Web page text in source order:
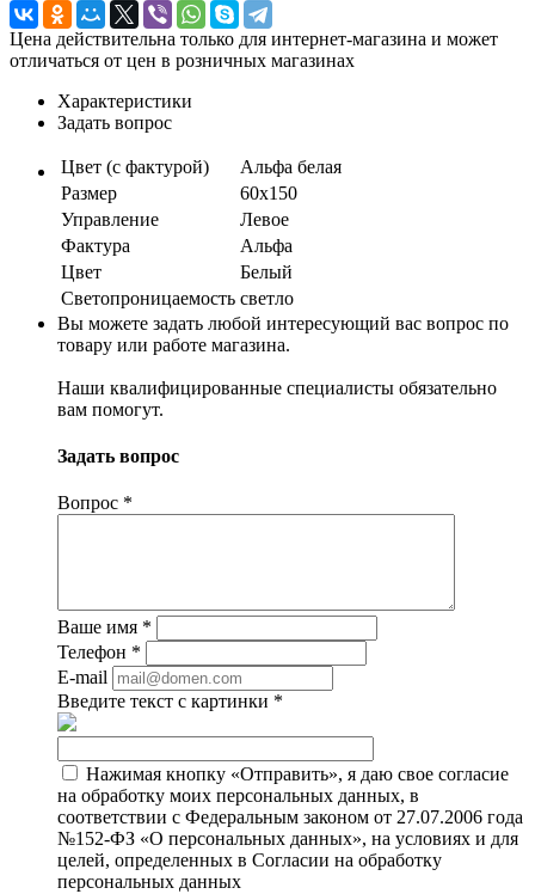
Цена действительна только для интернет-магазина и может
отличаться от цен в розничных магазинах
Характеристики
Задать вопрос
Цвет (с фактурой)
Альфа белая
Размер
60х150
Управление
Левое
Фактура
Альфа
Цвет
Белый
Светопроницаемость светло
Вы можете задать любой интересующий вас вопрос по
товару или работе магазина.
Наши квалифицированные специалисты обязательно
вам помогут.
Задать вопрос
Вопрос *
Ваше имя *
Телефон *
E-mail
Введите текст с картинки *
Нажимая кнопку «Отправить», я даю свое согласие
на обработку моих персональных данных, в
соответствии с Федеральным законом от 27.07.2006 года
№152-ФЗ «О персональных данных», на условиях и для
целей, определенных в Согласии на обработку
персональных данных